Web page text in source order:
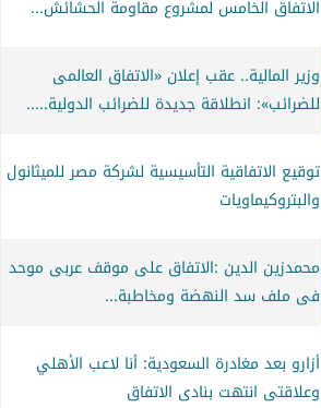
الاتفاق الخامس لمشروع مقاومة الحشائش...
وزير المالية.. عقب إعلان «الاتفاق العالمى
للضرائب»: انطلاقة جديدة للضرائب الدولية.....
توقيع الاتفاقية التأسيسية لشركة مصر للميثانول
والبتروكيماويات
محمدزين الدين :الاتفاق على موقف عربى موحد
فى ملف سد النهضة ومخاطبة...
أزارو بعد مغادرة السعودية: أنا لاعب الأهلي
وعلاقتى انتهت بنادى الاتفاق